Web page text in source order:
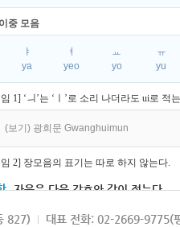
중 모음
ㅑ
ya
ㅕ
yeo
ㅛ
yo
ㅠ
yu
1] ‘ㅢ’는 ‘ㅣ’로 소리 나더라도 ui로 적
(보기) 광희문 Gwanghuimun
2] 장모음의 표기는 따로 하지 않는다.
자음은 다음 각호와 같이 적는다.
열음
827) 대표 전화: 02-2669-9775(